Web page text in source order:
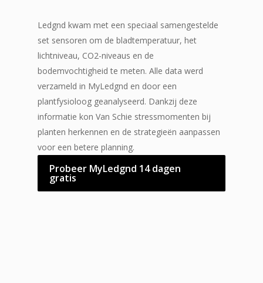
Ledgnd kwam met een speciaal samengestelde
set sensoren om de bladtemperatuur, het
lichtniveau, CO2-niveaus en de
bodemvochtigheid te meten. Alle data werd
verzameld in MyLedgnd en door een
plantfysioloog geanalyseerd. Dankzij deze
informatie kon Van Schie stressmomenten bij
planten herkennen en de strategieën aanpassen
voor een betere planning.
Probeer MyLedgnd 14 dagen
gratis